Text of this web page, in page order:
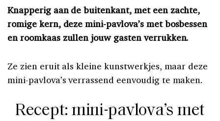
Knapperig aan de buitenkant, met een zachte,
romige kern, deze mini-pavlova’s met bosbessen
en roomkaas zullen jouw gasten verrukken.
Ze zien eruit als kleine kunstwerkjes, maar deze
mini-pavlova’s verrassend eenvoudig te maken.
Recept: mini-pavlova’s met